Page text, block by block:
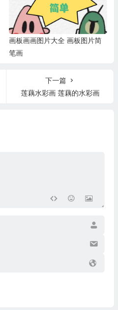
画板画画图片大全 画板图片简
笔画
下一篇
莲藕水彩画 莲藕的水彩画